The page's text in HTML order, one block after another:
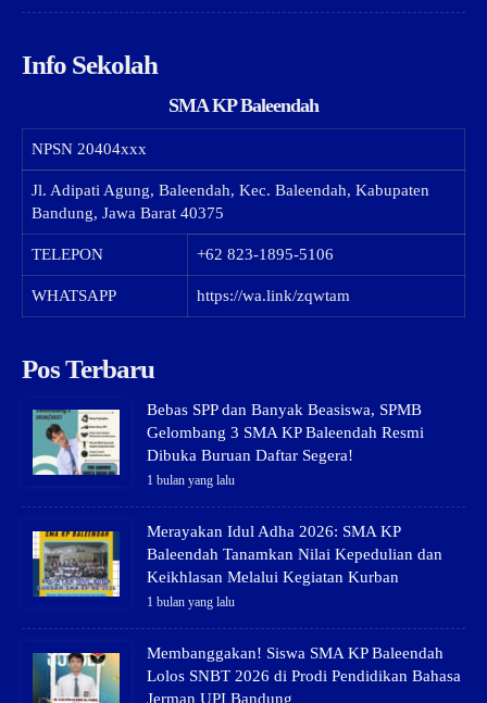
Info Sekolah
SMA KP Baleendah
NPSN 20404xxx
Jl. Adipati Agung, Baleendah, Kec. Baleendah, Kabupaten
Bandung, Jawa Barat 40375
TELEPON +62 823-1895-5106
WHATSAPP https://wa.link/zqwtam
Pos Terbaru
Bebas SPP dan Banyak Beasiswa, SPMB
Gelombang 3 SMA KP Baleendah Resmi
Dibuka Buruan Daftar Segera!
1 bulan yang lalu
Merayakan Idul Adha 2026: SMA KP
Baleendah Tanamkan Nilai Kepedulian dan
Keikhlasan Melalui Kegiatan Kurban
1 bulan yang lalu
Membanggakan! Siswa SMA KP Baleendah
Lolos SNBT 2026 di Prodi Pendidikan Bahasa
Jerman UPI Bandung